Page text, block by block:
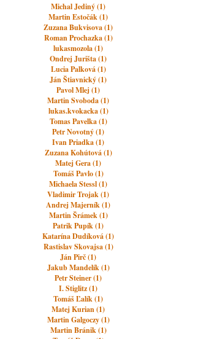
Michal Jediný (1)
Martin Estočák (1)
Zuzana Bukvisova (1)
Roman Prochazka (1)
lukasmozola (1)
Ondrej Jurišta (1)
Lucia Palková (1)
Ján Štiavnický (1)
Pavol Mlej (1)
Martin Svoboda (1)
lukas.kvokacka (1)
Tomas Pavelka (1)
Petr Novotný (1)
Ivan Priadka (1)
Zuzana Kohútová (1)
Matej Gera (1)
Tomáš Pavlo (1)
Michaela Stessl (1)
Vladimir Trojak (1)
Andrej Majerník (1)
Martin Šrámek (1)
Patrik Pupík (1)
Katarína Dudíková (1)
Rastislav Skovajsa (1)
Ján Pirč (1)
Jakub Mandelík (1)
Petr Steiner (1)
I. Stiglitz (1)
Tomáš Ľalík (1)
Matej Kurian (1)
Martin Galgoczy (1)
Martin Bránik (1)